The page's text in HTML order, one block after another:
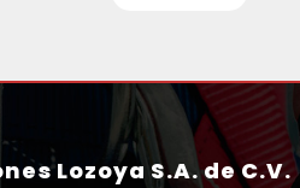
Lozoya S.A. de C.V.